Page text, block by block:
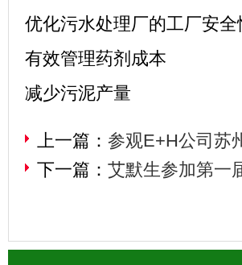
优化污水处理厂的工厂安全
有效管理药剂成本
减少污泥产量
上一篇： 参观E+H公司苏
下一篇： 艾默生参加第一